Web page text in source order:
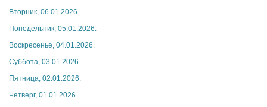
Вторник, 06.01.2026.
Понедельник, 05.01.2026.
Воскресенье, 04.01.2026.
Суббота, 03.01.2026.
Пятница, 02.01.2026.
Четверг, 01.01.2026.